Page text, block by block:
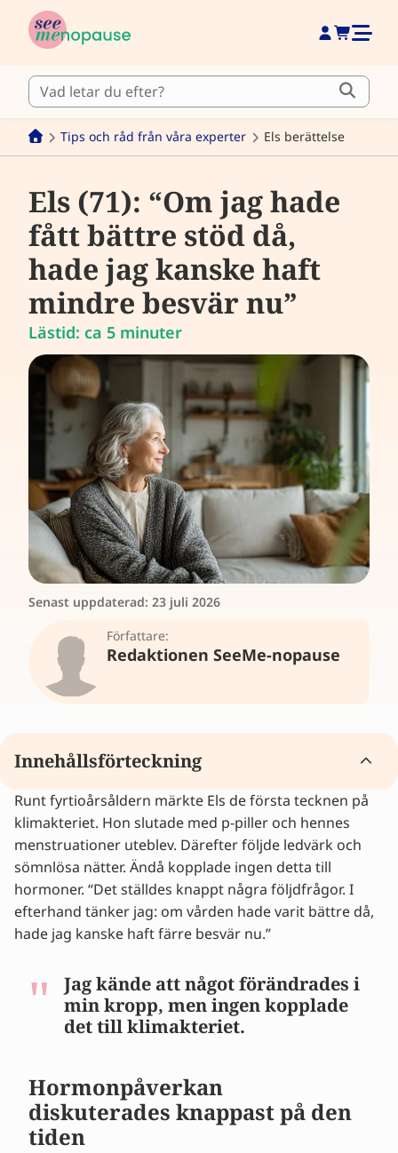
Tips och råd från våra experter Els berättelse
Els (71): “Om jag hade
fått bättre stöd då,
hade jag kanske haft
mindre besvär nu”
Lästid: ca 5 minuter
Senast uppdaterad: 23 juli 2026
Författare:
Redaktionen SeeMe-nopause
Innehållsförteckning
Hormonpåverkan diskuterades knappast på
den tiden
Stödet då kändes ofullständigt
Vad bra vård idag hade kunnat innebära
Els tips till dagens kvinnor
Reflektion: med dagens kunskap
Vill du veta om du är i klimakteriet? Få svar
Tips från experter och erfarenhetsberättelser
Runt fyrtioårsåldern märkte Els de första tecknen på
klimakteriet. Hon slutade med p-piller och hennes
menstruationer uteblev. Därefter följde ledvärk och
sömnlösa nätter. Ändå kopplade ingen detta till
hormoner. “Det ställdes knappt några följdfrågor. I
efterhand tänker jag: om vården hade varit bättre då,
hade jag kanske haft färre besvär nu.”
Jag kände att något förändrades i
min kropp, men ingen kopplade
det till klimakteriet.
Hormonpåverkan
diskuterades knappast på den
tiden